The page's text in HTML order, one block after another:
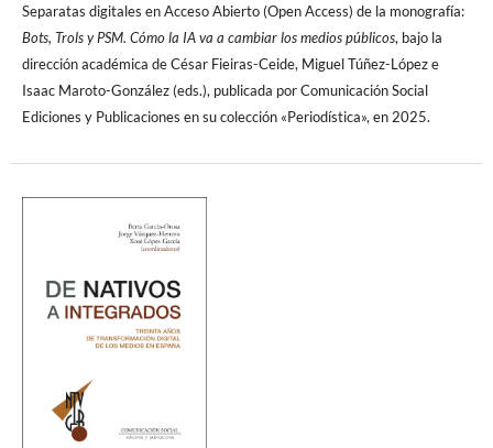
Separatas digitales en Acceso Abierto (Open Access) de la monografía:
Bots, Trols y PSM. Cómo la IA va a cambiar los medios públicos, bajo la
dirección académica de César Fieiras-Ceide, Miguel Túñez-López e
Isaac Maroto-González (eds.), publicada por Comunicación Social
Ediciones y Publicaciones en su colección «Periodística», en 2025.